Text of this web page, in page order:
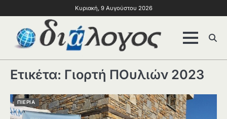
Κυριακή, 9 Αυγούστου 2026
Ετικέτα: Γιορτή ΠΟυλιών 2023
ΠΙΕΡΙΑ